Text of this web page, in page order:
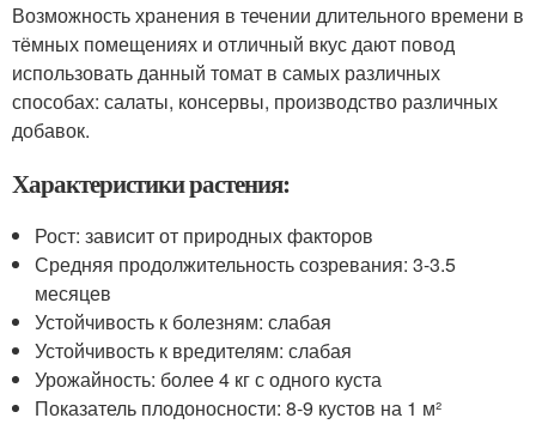
Возможность хранения в течении длительного времени в
тёмных помещениях и отличный вкус дают повод
использовать данный томат в самых различных
способах: салаты, консервы, производство различных
добавок.
Характеристики растения:
Рост: зависит от природных факторов
Средняя продолжительность созревания: 3-3.5
месяцев
Устойчивость к болезням: слабая
Устойчивость к вредителям: слабая
Урожайность: более 4 кг с одного куста
Показатель плодоносности: 8-9 кустов на 1 м²